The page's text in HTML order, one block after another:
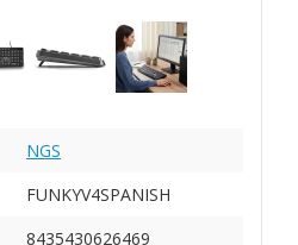
NGS
FUNKYV4SPANISH
8435430626469